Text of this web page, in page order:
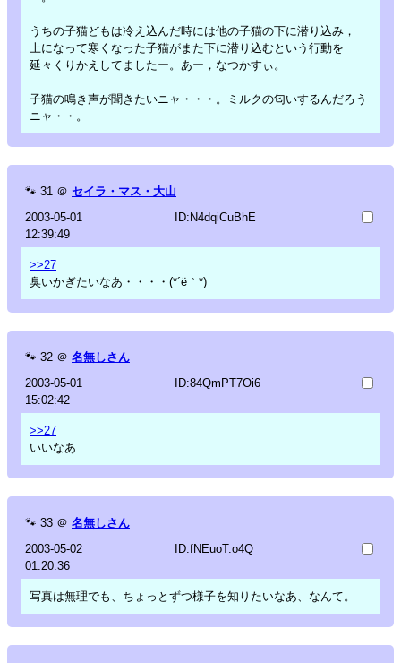
うちの子猫どもは冷え込んだ時には他の子猫の下に潜り込み，
上になって寒くなった子猫がまた下に潜り込むという行動を
延々くりかえしてましたー。あー，なつかすぃ。
子猫の鳴き声が聞きたいニャ・・・。ミルクの匂いするんだろう
ニャ・・。
🐾 31 ＠ セイラ・マス・大山
2003-05-01
12:39:49
ID:N4dqiCuBhE
>>27
臭いかぎたいなあ・・・・(*´ё｀*)
🐾 32 ＠ 名無しさん
2003-05-01
15:02:42
ID:84QmPT7Oi6
>>27
いいなあ
🐾 33 ＠ 名無しさん
2003-05-02
01:20:36
ID:fNEuoT.o4Q
写真は無理でも、ちょっとずつ様子を知りたいなあ、なんて。